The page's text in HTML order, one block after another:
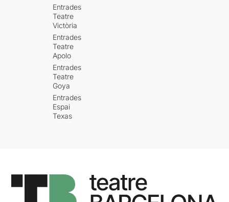
Entrades
Teatre
Victòria
Entrades
Teatre
Apolo
Entrades
Teatre
Goya
Entrades
Espai
Texas